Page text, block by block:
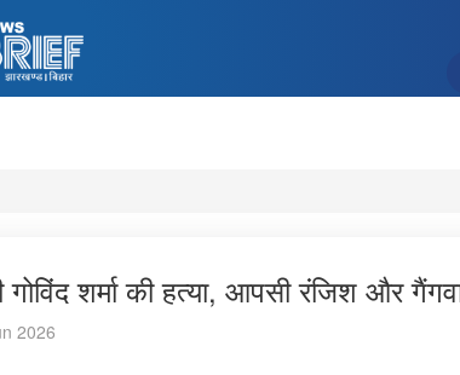
शर्मा की हत्या, आपसी रंजिश और
2026